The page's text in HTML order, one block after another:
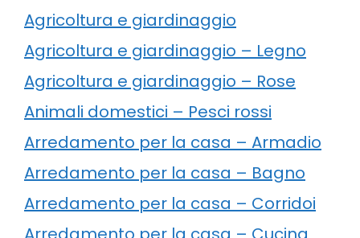
Agricoltura e giardinaggio
Agricoltura e giardinaggio – Legno
Agricoltura e giardinaggio – Rose
Animali domestici – Pesci rossi
Arredamento per la casa – Armadio
Arredamento per la casa – Bagno
Arredamento per la casa – Corridoi